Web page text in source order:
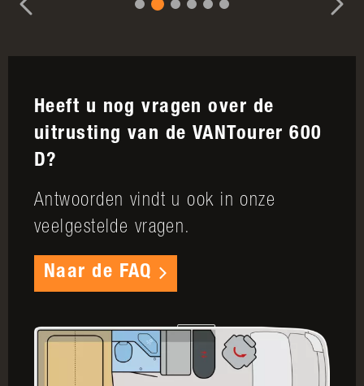
Heeft u nog vragen over de
uitrusting van de VANTourer 600
D?
Antwoorden vindt u ook in onze
veelgestelde vragen.
Naar de FAQ